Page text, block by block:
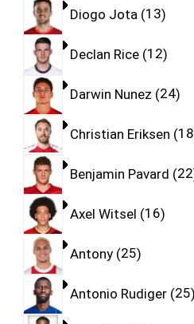
Diogo Jota 13
Declan Rice 12
Darwin Nunez 24
Christian Eriksen 18
Benjamin Pavard 22
Axel Witsel 16
Antony 25
Antonio Rudiger 25